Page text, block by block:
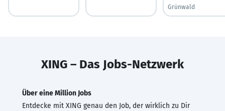
Grünwald
XING – Das Jobs-Netzwerk
Über eine Million Jobs
Entdecke mit XING genau den Job, der wirklich zu Dir